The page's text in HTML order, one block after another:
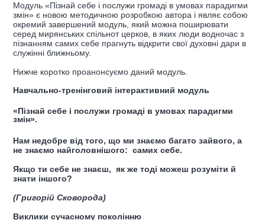
Модуль «Пізнай себе і послужи громаді в умовах парадигми
змін» є новою методичною розробкою автора і являє собою
окремий завершений модуль, який можна поширювати
серед мирянських спільнот церков, в яких люди водночас з
пізнанням самих себе прагнуть відкрити свої духовні дари в
служінні ближньому.
Нижче коротко проанонсуємо даний модуль.
Навчально-тренінговий інтерактивний модуль
«Пізнай себе і послужи громаді в умовах парадигми
змін».
Нам недобре від того, що ми знаємо багато зайвого, а
не знаємо найголовнішого: самих себе.
Якщо ти себе не знаєш, як же тоді можеш розуміти й
знати іншого?
(Григорій Сковорода)
Виклики сучасному поколінню